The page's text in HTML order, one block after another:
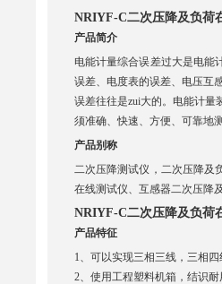
NRIYF-C二次压降及负荷
产品简介
电能计量综合误差过大是电能
误差、电度表的误差、电压互
误差往往是zui大的。电能计量
须准确、快速、方便、可靠地
产品别称
二次压降测试仪，二次压降及
在线测试仪、互感器二次压降
NRIYF-C二次压降及负荷
产品特征
1、可以实现三相三线，三相
2、使用工程塑料机箱，结识